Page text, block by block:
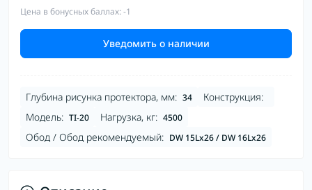
Цена в бонусных баллах: -1
Уведомить о наличии
Глубина рисунка протектора, мм: 34
Конструкция:
Модель: TI-20 Нагрузка, кг: 4500
Обод / Обод рекомендуемый: DW 15Lx26 / DW 16Lx26